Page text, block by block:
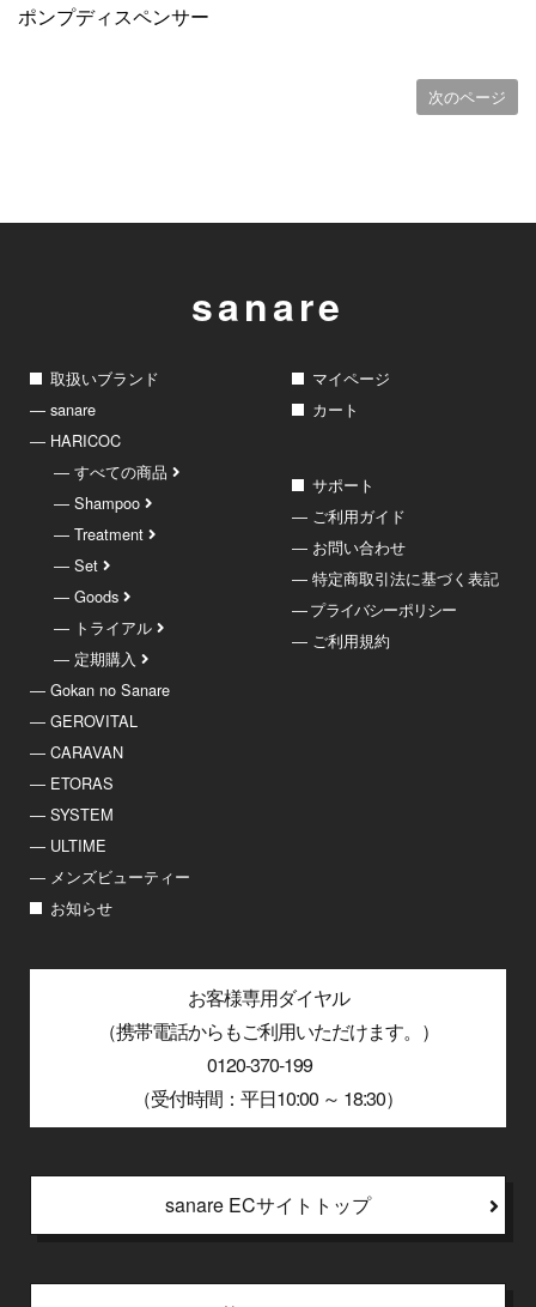
ポンプディスペンサー
次のページ
sanare
取扱いブランド
― sanare
― HARICOC
― すべての商品
― Shampoo
― Treatment
― Set
― Goods
― トライアル
― 定期購入
― Gokan no Sanare
― GEROVITAL
― CARAVAN
― ETORAS
― SYSTEM
― ULTIME
― メンズビューティー
マイページ
カート
サポート
― ご利用ガイド
― お問い合わせ
― 特定商取引法に基づく表記
― プライバシーポリシー
― ご利用規約
お知らせ
お客様専用ダイヤル
（携帯電話からもご利用いただけます。）
0120-370-199
（受付時間：平日10:00 ～ 18:30）
sanare ECサイトトップ